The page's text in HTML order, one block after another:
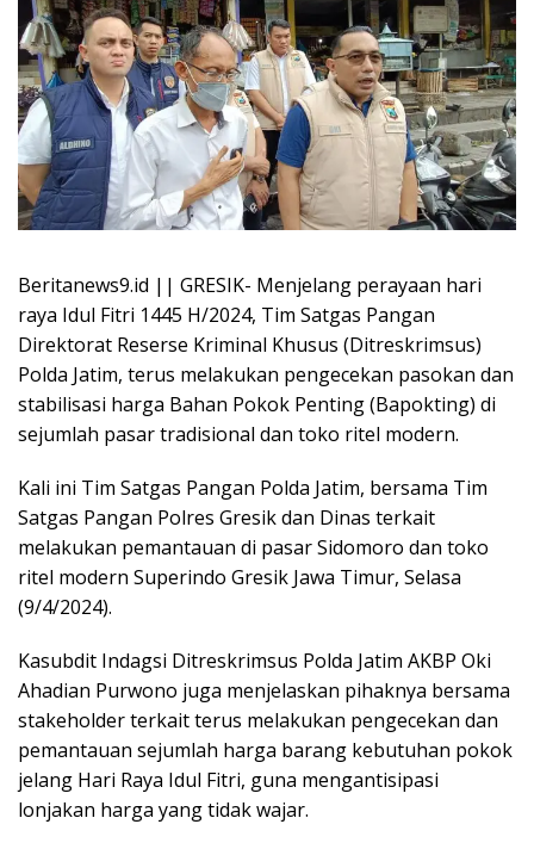
Beritanews9.id || GRESIK- Menjelang perayaan hari
raya Idul Fitri 1445 H/2024, Tim Satgas Pangan
Direktorat Reserse Kriminal Khusus (Ditreskrimsus)
Polda Jatim, terus melakukan pengecekan pasokan dan
stabilisasi harga Bahan Pokok Penting (Bapokting) di
sejumlah pasar tradisional dan toko ritel modern.
Kali ini Tim Satgas Pangan Polda Jatim, bersama Tim
Satgas Pangan Polres Gresik dan Dinas terkait
melakukan pemantauan di pasar Sidomoro dan toko
ritel modern Superindo Gresik Jawa Timur, Selasa
(9/4/2024).
Kasubdit Indagsi Ditreskrimsus Polda Jatim AKBP Oki
Ahadian Purwono juga menjelaskan pihaknya bersama
stakeholder terkait terus melakukan pengecekan dan
pemantauan sejumlah harga barang kebutuhan pokok
jelang Hari Raya Idul Fitri, guna mengantisipasi
lonjakan harga yang tidak wajar.